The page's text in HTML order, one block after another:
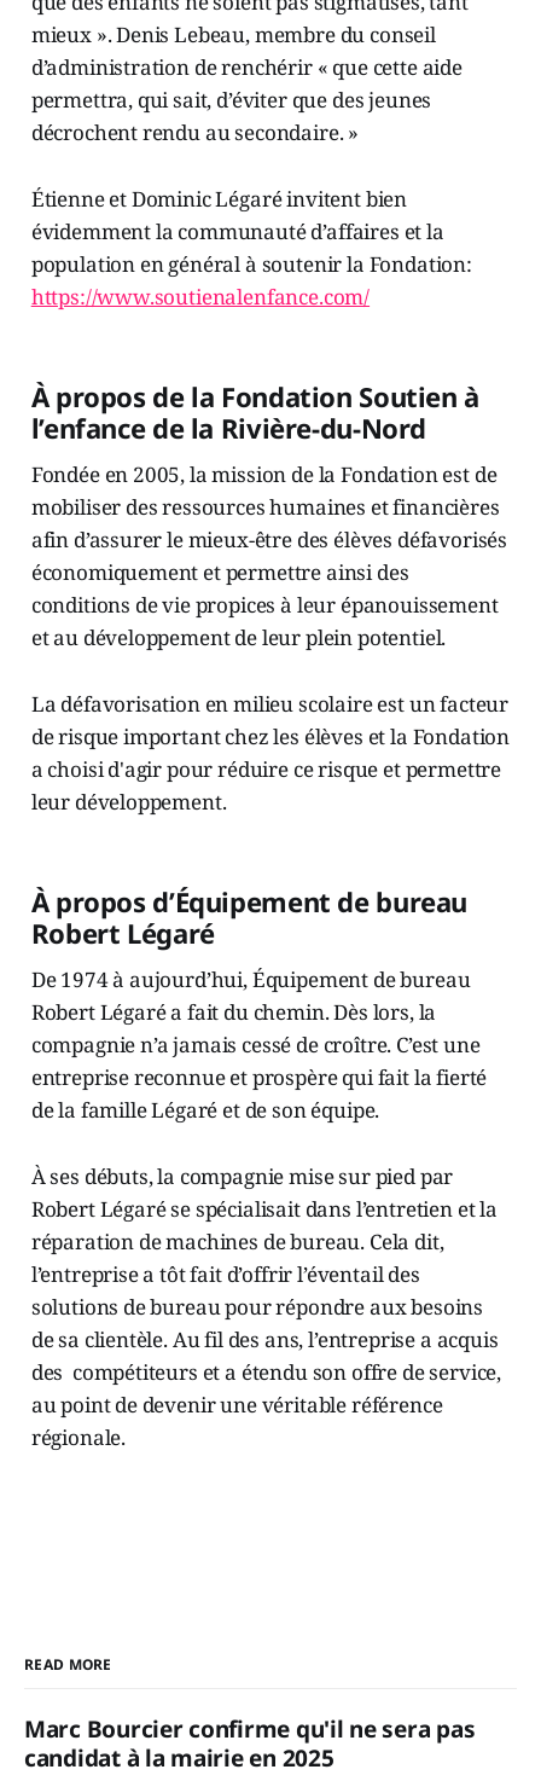
mieux ». Denis Lebeau, membre du conseil
d’administration de renchérir « que cette aide
permettra, qui sait, d’éviter que des jeunes
décrochent rendu au secondaire. »
Étienne et Dominic Légaré invitent bien
évidemment la communauté d’affaires et la
population en général à soutenir la Fondation:
https://www.soutienalenfance.com/
À propos de la Fondation Soutien à
l’enfance de la Rivière-du-Nord
Fondée en 2005, la mission de la Fondation est de
mobiliser des ressources humaines et financières
afin d’assurer le mieux-être des élèves défavorisés
économiquement et permettre ainsi des
conditions de vie propices à leur épanouissement
et au développement de leur plein potentiel.
La défavorisation en milieu scolaire est un facteur
de risque important chez les élèves et la Fondation
a choisi d'agir pour réduire ce risque et permettre
leur développement.
À propos d’Équipement de bureau
Robert Légaré
De 1974 à aujourd’hui, Équipement de bureau
Robert Légaré a fait du chemin. Dès lors, la
compagnie n’a jamais cessé de croître. C’est une
entreprise reconnue et prospère qui fait la fierté
de la famille Légaré et de son équipe.
À ses débuts, la compagnie mise sur pied par
Robert Légaré se spécialisait dans l’entretien et la
réparation de machines de bureau. Cela dit,
l’entreprise a tôt fait d’offrir l’éventail des
solutions de bureau pour répondre aux besoins
de sa clientèle. Au fil des ans, l’entreprise a acquis
des compétiteurs et a étendu son offre de service,
au point de devenir une véritable référence
régionale.
READ MORE
Marc Bourcier confirme qu'il ne sera pas
candidat à la mairie en 2025